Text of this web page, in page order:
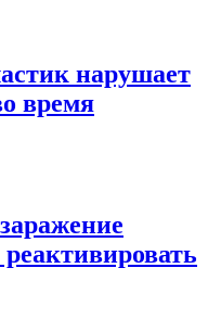
нарушает
время